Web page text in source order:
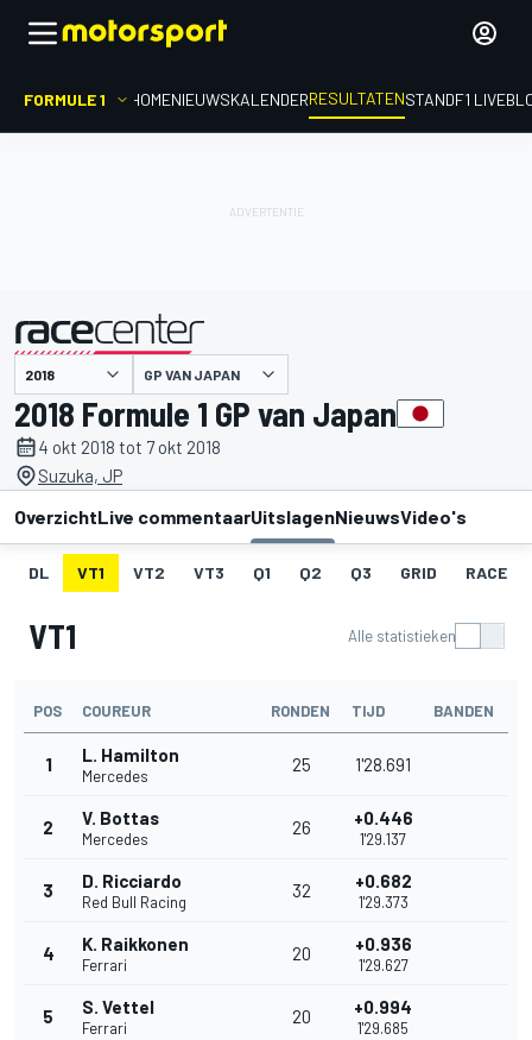
FORMULE 1 HOMENIEUWSKALENDERRESULTATENSTANDF1
gepresenteerd door GP VAN JAPAN
2018 Formule 1 GP van Japan
4 okt 2018 tot 7 okt 2018
Suzuka, JP
OverzichtLive commentaarUitslagenNieuwsVideo's
DL VT1 VT2 VT3 Q1 Q2 Q3 GRID RACE
VT1 Alle statistieken
POS COUREUR RONDEN TIJD BANDEN
1 L. Hamilton
Mercedes
25 1'28.691
2 V. Bottas
Mercedes
26 +0.446
1'29.137
3 D. Ricciardo
Red Bull Racing
32 +0.682
1'29.373
4 K. Raikkonen
Ferrari
20 +0.936
1'29.627
5 S. Vettel
Ferrari
20 +0.994
1'29.685